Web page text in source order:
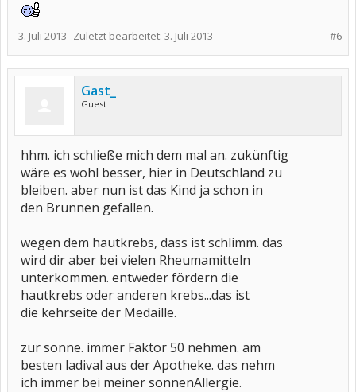
#6
3. Juli 2013 Zuletzt bearbeitet: 3. Juli 2013
Gast_
Guest
hhm. ich schließe mich dem mal an. zukünftig
wäre es wohl besser, hier in Deutschland zu
bleiben. aber nun ist das Kind ja schon in
den Brunnen gefallen.
wegen dem hautkrebs, dass ist schlimm. das
wird dir aber bei vielen Rheumamitteln
unterkommen. entweder fördern die
hautkrebs oder anderen krebs...das ist
die kehrseite der Medaille.
zur sonne. immer Faktor 50 nehmen. am
besten ladival aus der Apotheke. das nehm
ich immer bei meiner sonnenAllergie.